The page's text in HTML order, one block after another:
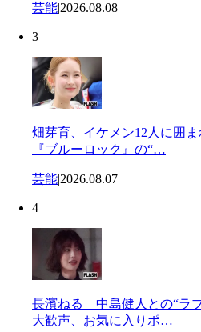
芸能|2026.08.08
3
畑芽育、イケメン12人に囲
『ブルーロック』の“…
芸能|2026.08.07
4
長濱ねる 中島健人との“ラ
大歓声、お気に入りポ…